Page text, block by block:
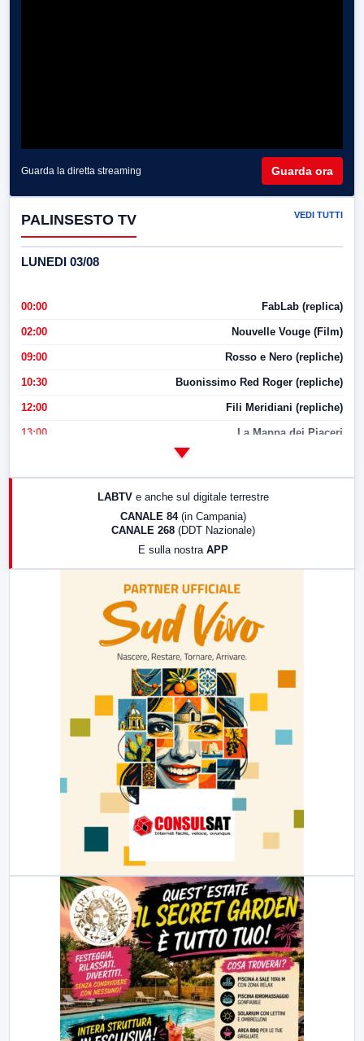
Guarda la diretta streaming Guarda ora
PALINSESTO TV VEDI TUTTI
LUNEDI 03/08
00:00 FabLab (replica)
02:00 Nouvelle Vouge (Film)
09:00 Rosso e Nero (repliche)
10:30 Buonissimo Red Roger (repliche)
12:00 Fili Meridiani (repliche)
13:00 La Mappa dei Piaceri
LABTV e anche sul digitale terrestre
CANALE 84 (in Campania)
CANALE 268 (DDT Nazionale)
E sulla nostra APP